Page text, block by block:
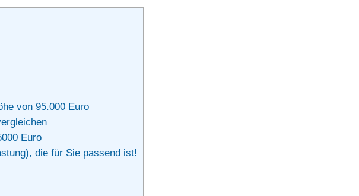
von 95.000 Euro
Euro
die für Sie passend ist!